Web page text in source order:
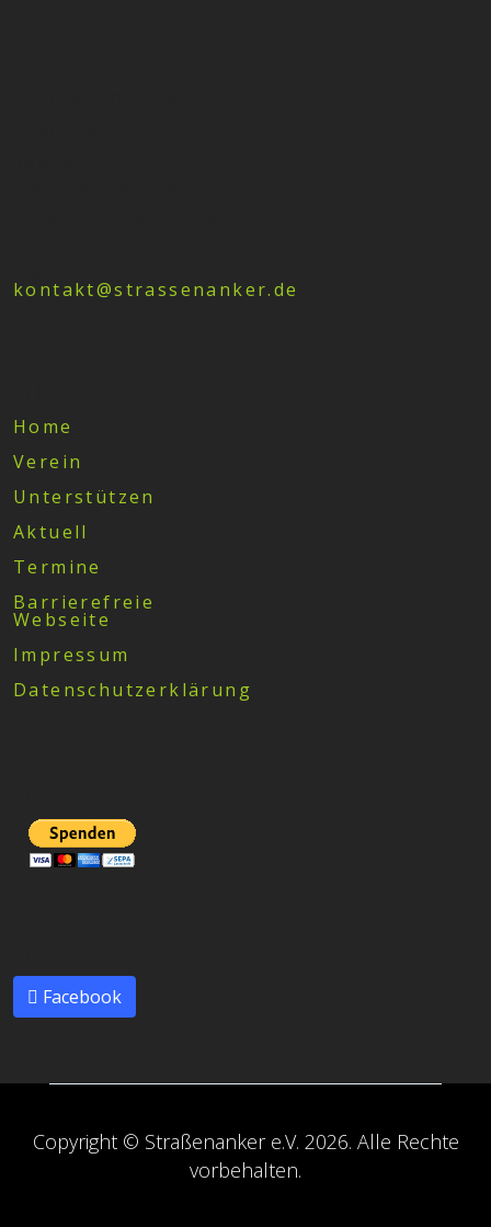
kontakt@strassenanker.de
Home
Verein
Unterstützen
Aktuell
Termine
Barrierefreie
Webseite
Impressum
Datenschutzerklärung
Facebook
Copyright © Straßenanker e.V. 2026. Alle Rechte
vorbehalten.